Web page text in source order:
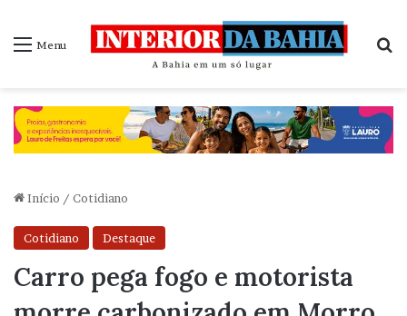
Menu
Início / Cotidiano
Cotidiano Destaque
Carro pega fogo e motorista